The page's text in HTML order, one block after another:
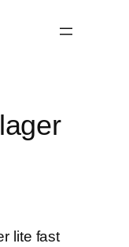
lite fast